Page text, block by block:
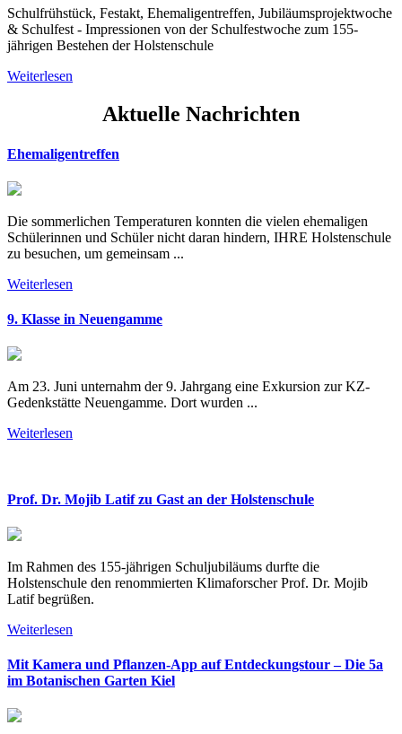
Schulfrühstück, Festakt, Ehemaligentreffen, Jubiläumsprojektwoche
& Schulfest - Impressionen von der Schulfestwoche zum 155-
jährigen Bestehen der Holstenschule
Weiterlesen
Aktuelle Nachrichten
Ehemaligentreffen
Die sommerlichen Temperaturen konnten die vielen ehemaligen
Schülerinnen und Schüler nicht daran hindern, IHRE Holstenschule
zu besuchen, um gemeinsam ...
Weiterlesen
9. Klasse in Neuengamme
Am 23. Juni unternahm der 9. Jahrgang eine Exkursion zur KZ-
Gedenkstätte Neuengamme. Dort wurden ...
Weiterlesen
Prof. Dr. Mojib Latif zu Gast an der Holstenschule
Im Rahmen des 155-jährigen Schuljubiläums durfte die
Holstenschule den renommierten Klimaforscher Prof. Dr. Mojib
Latif begrüßen.
Weiterlesen
Mit Kamera und Pflanzen-App auf Entdeckungstour – Die 5a
im Botanischen Garten Kiel